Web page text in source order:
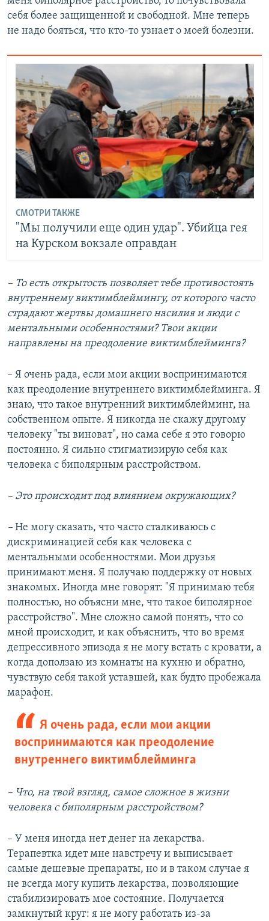
себя более защищенной и свободной. Мне теперь
не надо бояться, что кто-то узнает о моей болезни.
СМОТРИ ТАКЖЕ
"Мы получили еще один удар". Убийца гея
на Курском вокзале оправдан
– То есть открытость позволяет тебе противостоять
внутреннему виктимблеймингу, от которого часто
страдают жертвы домашнего насилия и люди с
ментальными особенностями? Твои акции
направлены на преодоление виктимблейминга?
– Я очень рада, если мои акции воспринимаются
как преодоление внутреннего виктимблейминга. Я
знаю, что такое внутренний виктимблейминг, на
собственном опыте. Я никогда не скажу другому
человеку "ты виноват", но сама себе я это говорю
постоянно. Я сильно стигматизирую себя как
человека с биполярным расстройством.
– Это происходит под влиянием окружающих?
– Не могу сказать, что часто сталкиваюсь с
дискриминацией себя как человека с
ментальными особенностями. Мои друзья
принимают меня. Я получаю поддержку от новых
знакомых. Иногда мне говорят: "Я принимаю тебя
полностью, но объясни мне, что такое биполярное
расстройство". Мне сложно самой понять, что со
мной происходит, и как объяснить, что во время
депрессивного эпизода я не могу встать с кровати, а
когда доползаю из комнаты на кухню и обратно,
чувствую себя такой уставшей, как будто пробежала
марафон.
Я очень рада, если мои акции
воспринимаются как преодоление
внутреннего виктимблейминга
– Что, на твой взгляд, самое сложное в жизни
человека с биполярным расстройством?
– У меня иногда нет денег на лекарства.
Терапевтка идет мне навстречу и выписывает
самые дешевые препараты, но и в таком случае я
не всегда могу купить лекарства, позволяющие
стабилизировать мое состояние. Получается
замкнутый круг: я не могу работать из-за